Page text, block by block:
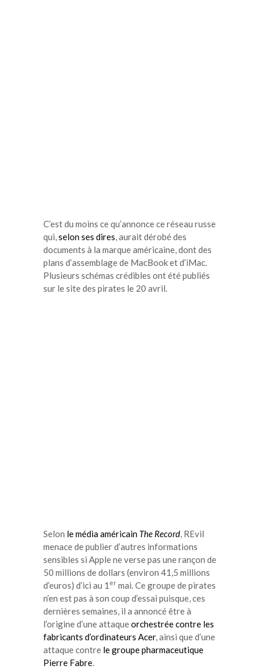
C’est du moins ce qu’annonce ce réseau russe
qui, selon ses dires , aurait dérobé des
documents à la marque américaine, dont des
plans d’assemblage de MacBook et d’iMac.
Plusieurs schémas crédibles ont été publiés
sur le site des pirates le 20 avril.
Selon le média américain The Record , REvil
menace de publier d’autres informations
sensibles si Apple ne verse pas une rançon de
50 millions de dollars (environ 41,5 millions
d’euros) d’ici au 1 er mai. Ce groupe de pirates
n’en est pas à son coup d’essai puisque, ces
dernières semaines, il a annoncé être à
l’origine d’une attaqueorchestrée contre les
fabricants d’ordinateurs Acer, ainsi que d’une
attaque contre le groupe pharmaceutique
Pierre Fabre